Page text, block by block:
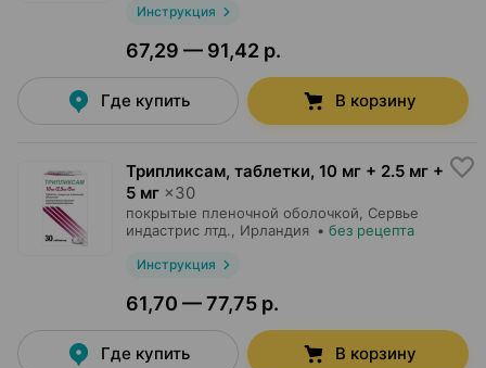
Инструкция
67,29 — 91,42 р.
Где купить В корзину
Трипликсам, таблетки, 10 мг + 2.5 мг +
5 мг ×30
покрытые пленочной оболочкой,
Сервье
индастрис лтд.
, Ирландия • без рецепта
Инструкция
61,70 — 77,75 р.
Где купить В корзину